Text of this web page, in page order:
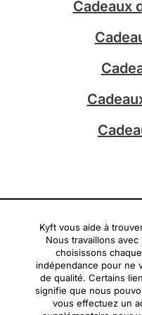
r
Cadeaux
Kyft vous aide à
Nous travaillons
choisissons
indépendance pour ne
de qualité. Certains
signifie que nous
vous effectuez un